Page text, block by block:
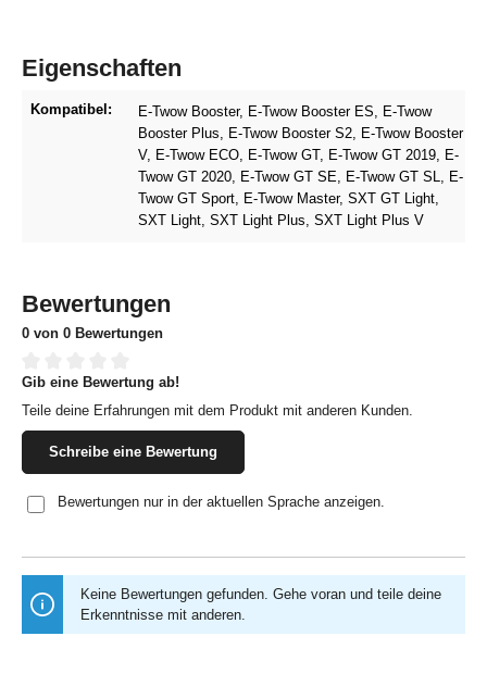
Eigenschaften
Kompatibel: E-Twow Booster, E-Twow Booster ES, E-Twow
Booster Plus, E-Twow Booster S2, E-Twow Booster
V, E-Twow ECO, E-Twow GT, E-Twow GT 2019, E-
Twow GT 2020, E-Twow GT SE, E-Twow GT SL, E-
Twow GT Sport, E-Twow Master, SXT GT Light,
SXT Light, SXT Light Plus, SXT Light Plus V
Bewertungen
0 von 0 Bewertungen
Durchschnittliche Bewertung von 0 von 5 Sternen
Gib eine Bewertung ab!
Teile deine Erfahrungen mit dem Produkt mit anderen Kunden.
Schreibe eine Bewertung
Bewertungen nur in der aktuellen Sprache anzeigen.
Keine Bewertungen gefunden. Gehe voran und teile deine
Erkenntnisse mit anderen.